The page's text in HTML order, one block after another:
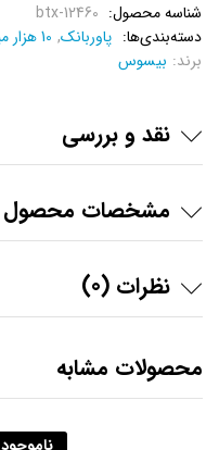
شناسه محصول: btx-12460
دسته‌بندی‌ها: پاوربانک, 10 هزار میلی آمپر ساعت
برند: بیسوس
نقد و بررسی
مشخصات محصول
نظرات (0)
محصولات مشابه